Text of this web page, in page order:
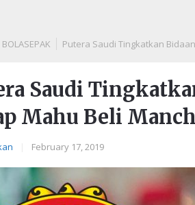
BOLASEPAK Putera Saudi Tingkatkan
Saudi
Mahu Beli
February 17, 2019